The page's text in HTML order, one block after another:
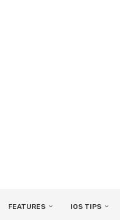
FEATURES IOS TIPS